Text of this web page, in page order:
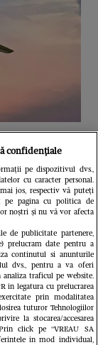
luni.
confidențiale
pe dispozitivul dvs.,
cu caracter personal.
jos, respectiv vă puteți
pagina cu politica de
noștri și nu vă vor afecta
de publicitate partenere,
prelucram date pentru a
continutul si anunturile
dvs., pentru a va oferi
traficul pe website.
in legatura cu prelucrarea
prin modalitatea
tuturor Tehnologiilor
la stocarea/accesarea
click pe “VREAU SA
in mod individual,